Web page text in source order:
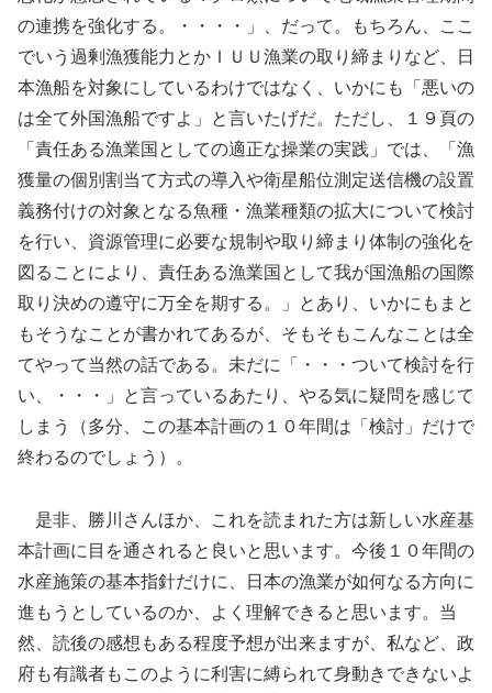
の連携を強化する。・・・・」、だって。もちろん、ここ
でいう過剰漁獲能力とかＩＵＵ漁業の取り締まりなど、日
本漁船を対象にしているわけではなく、いかにも「悪いの
は全て外国漁船ですよ」と言いたげだ。ただし、１９頁の
「責任ある漁業国としての適正な操業の実践」では、「漁
獲量の個別割当て方式の導入や衛星船位測定送信機の設置
義務付けの対象となる魚種・漁業種類の拡大について検討
を行い、資源管理に必要な規制や取り締まり体制の強化を
図ることにより、責任ある漁業国として我が国漁船の国際
取り決めの遵守に万全を期する。」とあり、いかにもまと
もそうなことが書かれてあるが、そもそもこんなことは全
てやって当然の話である。未だに「・・・ついて検討を行
い、・・・」と言っているあたり、やる気に疑問を感じて
しまう（多分、この基本計画の１０年間は「検討」だけで
終わるのでしょう）。
是非、勝川さんほか、これを読まれた方は新しい水産基
本計画に目を通されると良いと思います。今後１０年間の
水産施策の基本指針だけに、日本の漁業が如何なる方向に
進もうとしているのか、よく理解できると思います。当
然、読後の感想もある程度予想が出来ますが、私など、政
府も有識者もこのように利害に縛られて身動きできないよ